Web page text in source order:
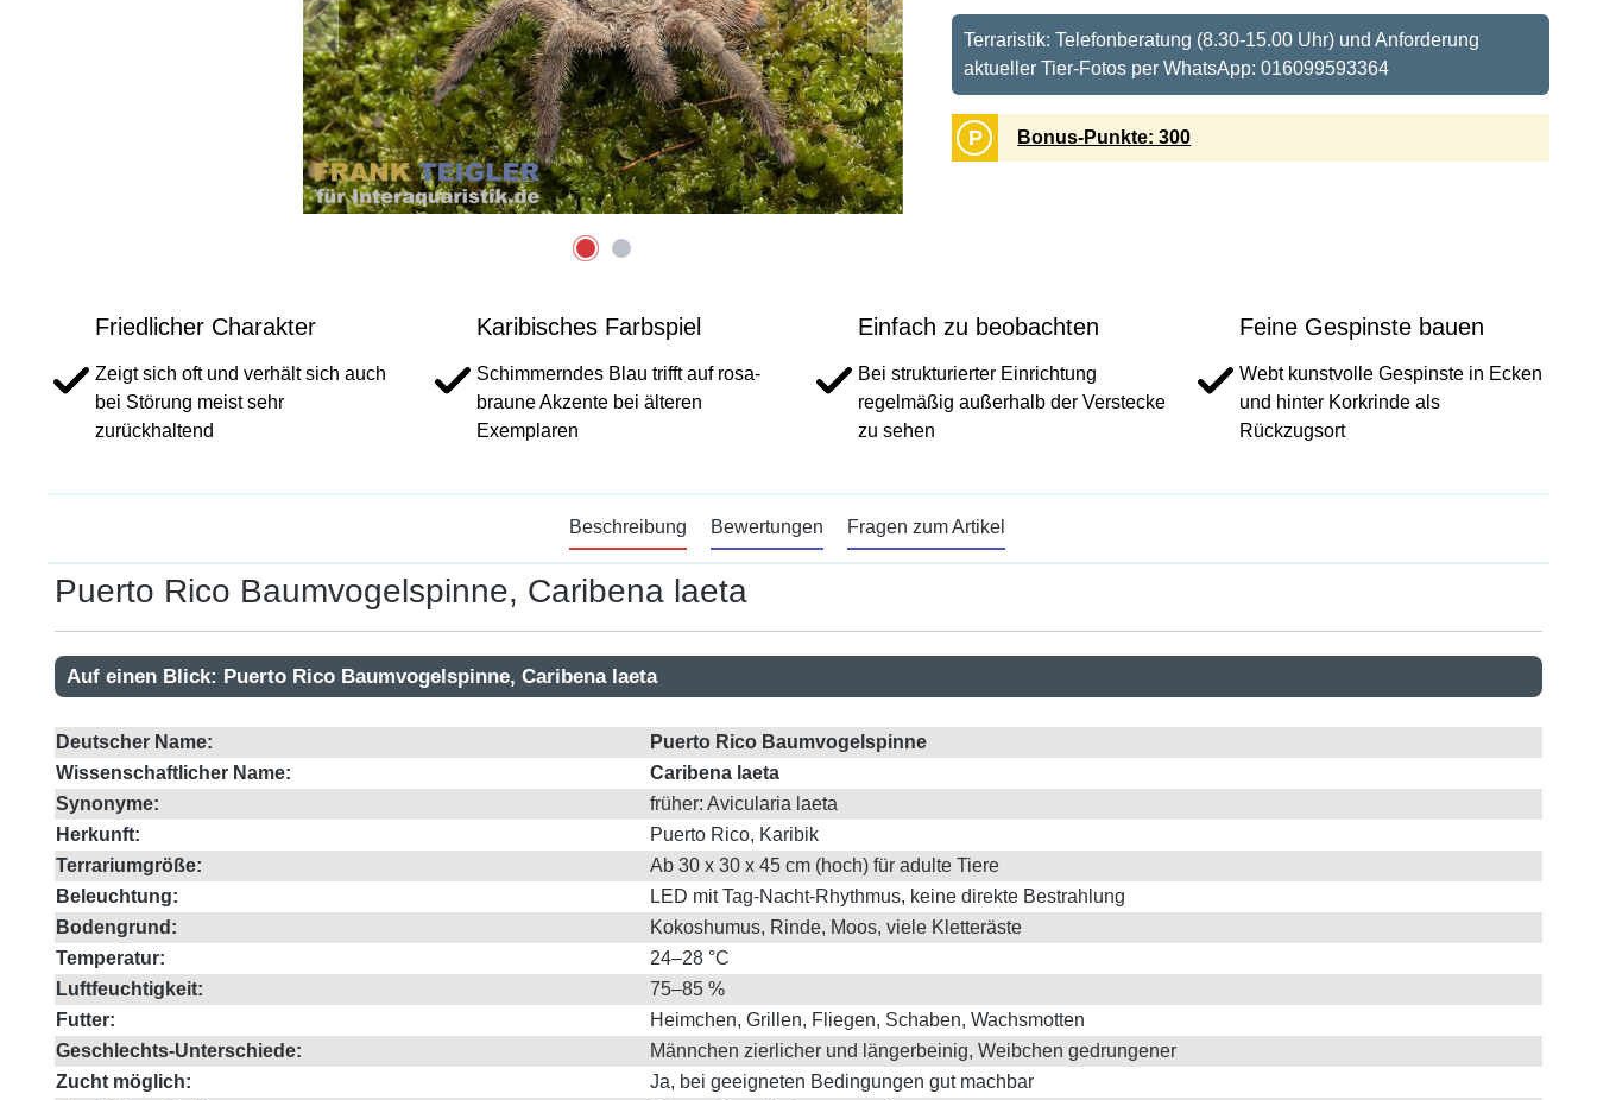
Terraristik: Telefonberatung (8.30-15.00 Uhr) und Anforderung
aktueller Tier-Fotos per WhatsApp: 016099593364
P Bonus-Punkte: 300
Friedlicher Charakter
Zeigt sich oft und verhält sich auch
bei Störung meist sehr
zurückhaltend
Karibisches Farbspiel
Schimmerndes Blau trifft auf rosa-
braune Akzente bei älteren
Exemplaren
Einfach zu beobachten
Bei strukturierter Einrichtung
regelmäßig außerhalb der Verstecke
zu sehen
Feine Gespinste bauen
Webt kunstvolle Gespinste in Ecken
und hinter Korkrinde als
Rückzugsort
Beschreibung Bewertungen Fragen zum Artikel
Puerto Rico Baumvogelspinne, Caribena laeta
Auf einen Blick: Puerto Rico Baumvogelspinne, Caribena laeta
Deutscher Name:
Puerto Rico Baumvogelspinne
Wissenschaftlicher Name:
Caribena laeta
Synonyme:
früher: Avicularia laeta
Herkunft:
Puerto Rico, Karibik
Terrariumgröße:
Ab 30 x 30 x 45 cm (hoch) für adulte Tiere
Beleuchtung:
LED mit Tag-Nacht-Rhythmus, keine direkte Bestrahlung
Bodengrund:
Kokoshumus, Rinde, Moos, viele Kletteräste
Temperatur:
24–28 °C
Luftfeuchtigkeit:
75–85 %
Futter:
Heimchen, Grillen, Fliegen, Schaben, Wachsmotten
Geschlechts-Unterschiede:
Männchen zierlicher und längerbeinig, Weibchen gedrungener
Zucht möglich:
Ja, bei geeigneten Bedingungen gut machbar